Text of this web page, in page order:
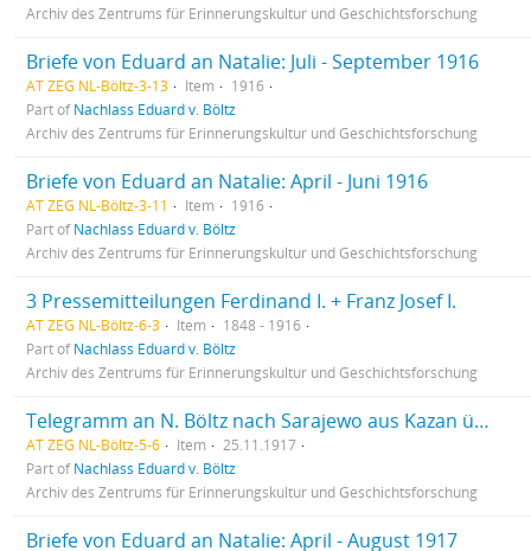
Archiv des Zentrums für Erinnerungskultur und Geschichtsforschung
Briefe von Eduard an Natalie: Juli - September 1916
AT ZEG NL-Böltz-3-13 Item
1916
Part ofNachlass Eduard v. Böltz
Archiv des Zentrums für Erinnerungskultur und Geschichtsforschung
Briefe von Eduard an Natalie: April - Juni 1916
AT ZEG NL-Böltz-3-11 Item
1916
Part ofNachlass Eduard v. Böltz
Archiv des Zentrums für Erinnerungskultur und Geschichtsforschung
3 Pressemitteilungen Ferdinand I. + Franz Josef I.
AT ZEG NL-Böltz-6-3 Item
1848 - 1916
Part ofNachlass Eduard v. Böltz
Archiv des Zentrums für Erinnerungskultur und Geschichtsforschung
Telegramm an N. Böltz nach Sarajewo aus Kazan über Gesundheitszustand der Mutter
AT ZEG NL-Böltz-5-6 Item
25.11.1917
Part ofNachlass Eduard v. Böltz
Archiv des Zentrums für Erinnerungskultur und Geschichtsforschung
Briefe von Eduard an Natalie: April - August 1917